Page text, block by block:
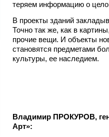
теряем информацию о
В проекты зданий
Точно так же, как в
прочие вещи. И объекты
становятся предметами
культуры, ее наследием.
Владимир ПРОКУРОВ,
Арт»: